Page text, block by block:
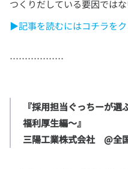
▶記事を読むにはコチラをク
『採用担当ぐっちーが
福利厚生編～』
三陽工業株式会社　@全